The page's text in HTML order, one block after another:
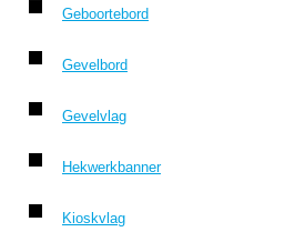
Geboortebord
Gevelbord
Gevelvlag
Hekwerkbanner
Kioskvlag